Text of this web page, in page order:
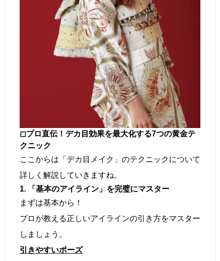
◻︎プロ直伝！デカ目効果を最大化する7つの黄金テ
クニック
ここからは「デカ目メイク」のテクニックについて
詳しく解説していきますね。
1. 「基本のアイライン」を完璧にマスター
まずは基本から！
プロが教える正しいアイラインの引き方をマスター
しましょう。
引きやすいポーズ